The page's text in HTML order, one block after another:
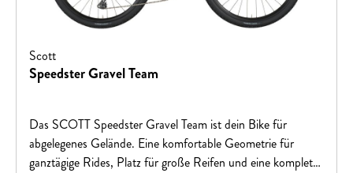
Scott
Speedster Gravel Team
Das SCOTT Speedster Gravel Team ist dein Bike für
abgelegenes Gelände. Eine komfortable Geometrie für
ganztägige Rides, Platz für große Reifen und eine komplett